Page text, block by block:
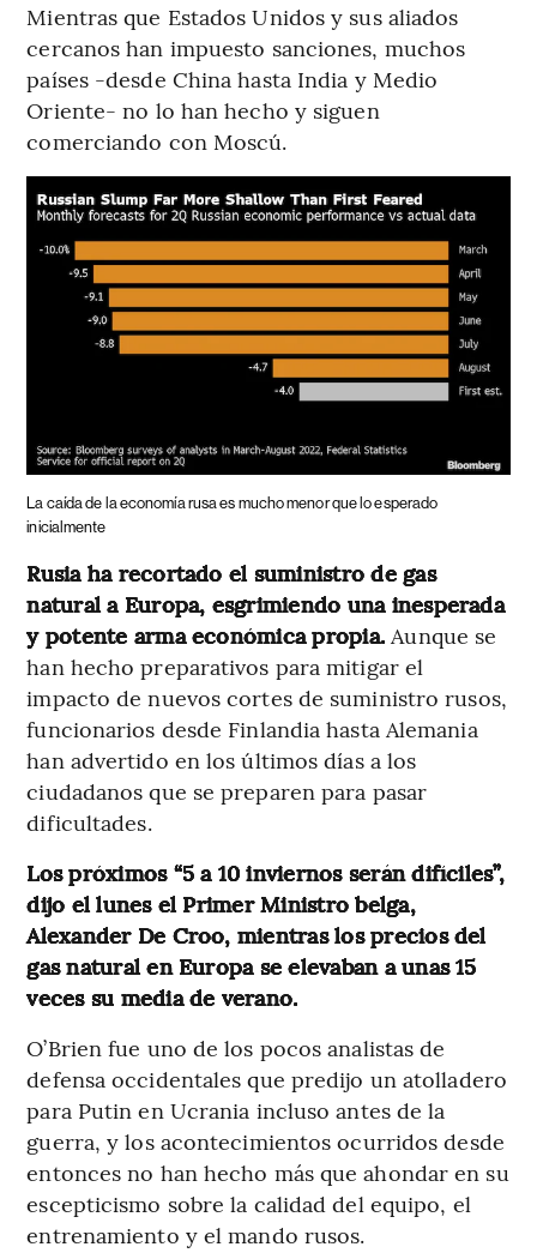
Mientras que Estados Unidos y sus aliados
cercanos han impuesto sanciones, muchos
países -desde China hasta India y Medio
Oriente- no lo han hecho y siguen
comerciando con Moscú.
La caída de la economía rusa es mucho menor que lo esperado
inicialmente
Rusia ha recortado el suministro de gas
natural a Europa, esgrimiendo una inesperada
y potente arma económica propia.Aunque se
han hecho preparativos para mitigar el
impacto de nuevos cortes de suministro rusos,
funcionarios desde Finlandia hasta Alemania
han advertido en los últimos días a los
ciudadanos que se preparen para pasar
dificultades.
Los próximos “5 a 10 inviernos serán difíciles”,
dijo el lunes el Primer Ministro belga,
Alexander De Croo, mientras los precios del
gas natural en Europa se elevaban a unas 15
veces su media de verano.
O’Brien fue uno de los pocos analistas de
defensa occidentales que predijo un atolladero
para Putin en Ucrania incluso antes de la
guerra, y los acontecimientos ocurridos desde
entonces no han hecho más que ahondar en su
escepticismo sobre la calidad del equipo, el
entrenamiento y el mando rusos.